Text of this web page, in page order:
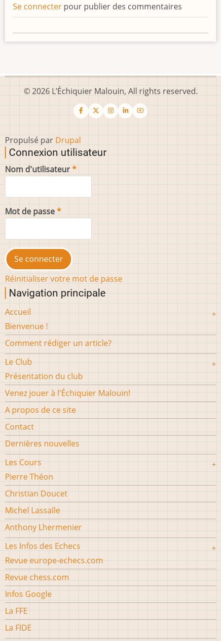
Se connecter pour publier des commentaires
© 2026 L’Échiquier Malouin, All rights reserved.
Propulsé par Drupal
Connexion utilisateur
Nom d'utilisateur
Mot de passe
Réinitialiser votre mot de passe
Navigation principale
Accueil
Bienvenue !
Comment rédiger un article?
Le Club
Présentation du club
Venez jouer à l'Échiquier Malouin!
A propos de ce site
Contact
Dernières nouvelles
Les Cours
Pierre Théon
Christian Doucet
Michel Lassalle
Anthony Lhermenier
Les Infos des Echecs
Revue europe-echecs.com
Revue chess.com
Infos Google
La FFE
La FIDE